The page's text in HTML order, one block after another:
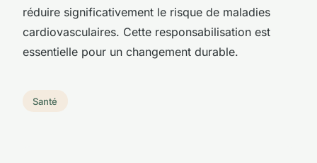
réduire significativement le risque de maladies
cardiovasculaires. Cette responsabilisation est
essentielle pour un changement durable.
Santé